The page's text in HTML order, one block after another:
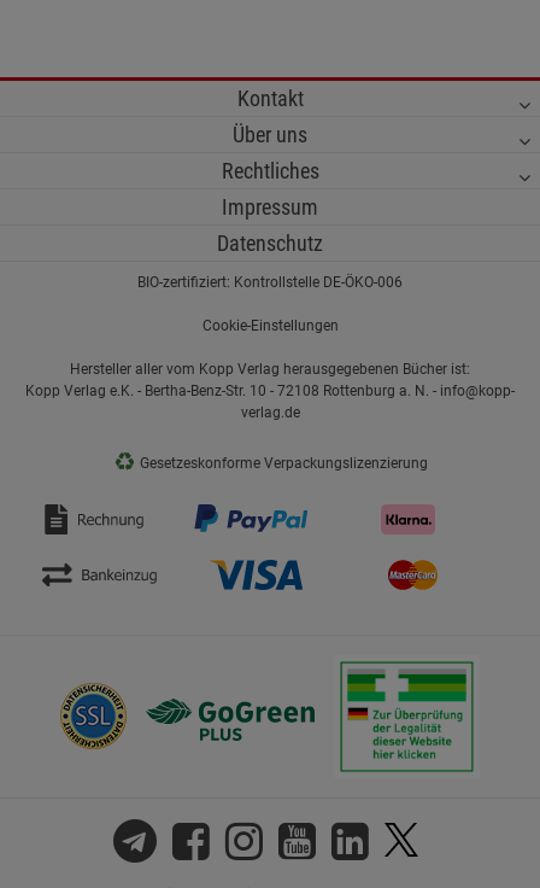
Kontakt
Über uns
Rechtliches
Impressum
Datenschutz
BIO-zertifiziert: Kontrollstelle DE-ÖKO-006
Cookie-Einstellungen
Hersteller aller vom Kopp Verlag herausgegebenen Bücher ist:
Kopp Verlag e.K. - Bertha-Benz-Str. 10 - 72108 Rottenburg a. N. - info@kopp-
verlag.de
♻ Gesetzeskonforme Verpackungslizenzierung